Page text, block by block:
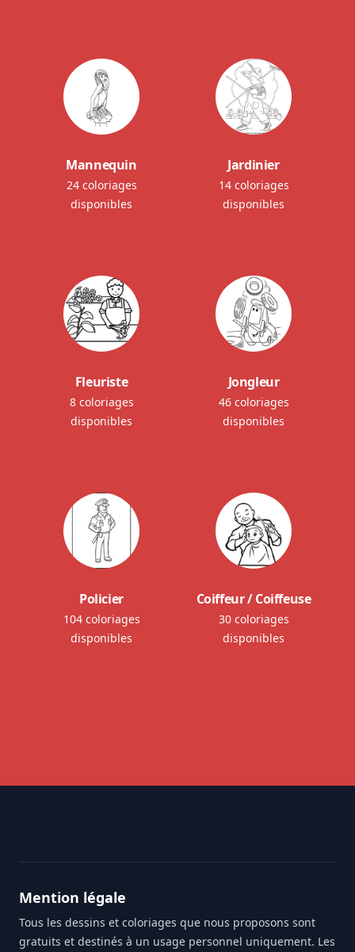
Mannequin
24 coloriages
disponibles
Jardinier
14 coloriages
disponibles
Fleuriste
8 coloriages
disponibles
Jongleur
46 coloriages
disponibles
Policier
104 coloriages
disponibles
Coiffeur / Coiffeuse
30 coloriages
disponibles
Mention légale
Tous les dessins et coloriages que nous proposons sont
gratuits et destinés à un usage personnel uniquement. Les